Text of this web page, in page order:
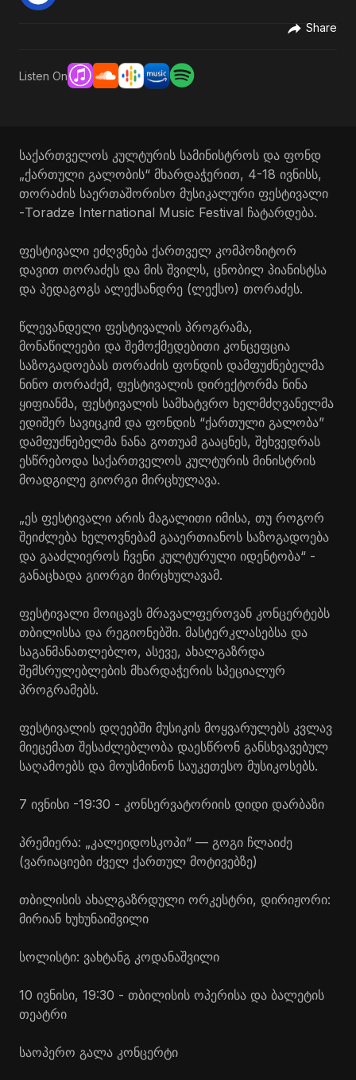
Share
Listen On
საქართველოს კულტურის სამინისტროს და ფონდ
„ქართული გალობის“ მხარდაჭერით, 4-18 ივნისს,
თორაძის საერთაშორისო მუსიკალური ფესტივალი
-Toradze International Music Festival ჩატარდება.
ფესტივალი ეძღვნება ქართველ კომპოზიტორ
დავით თორაძეს და მის შვილს, ცნობილ პიანისტსა
და პედაგოგს ალექსანდრე (ლექსო) თორაძეს.
წლევანდელი ფესტივალის პროგრამა,
მონაწილეები და შემოქმედებითი კონცეფცია
საზოგადოებას თორაძის ფონდის დამფუძნებელმა
ნინო თორაძემ, ფესტივალის დირექტორმა ნინა
ყიფიანმა, ფესტივალის სამხატვრო ხელმძღვანელმა
ედიშერ სავიცკიმ და ფონდის “ქართული გალობა”
დამფუძნებელმა ნანა გოთუამ გააცნეს, შეხვედრას
ესწრებოდა საქართველოს კულტურის მინისტრის
მოადგილე გიორგი მირცხულავა.
„ეს ფესტივალი არის მაგალითი იმისა, თუ როგორ
შეიძლება ხელოვნებამ გააერთიანოს საზოგადოება
და გააძლიეროს ჩვენი კულტურული იდენტობა“ -
განაცხადა გიორგი მირცხულავამ.
ფესტივალი მოიცავს მრავალფეროვან კონცერტებს
თბილისსა და რეგიონებში. მასტერკლასებსა და
საგანმანათლებლო, ასევე, ახალგაზრდა
შემსრულებლების მხარდაჭერის სპეციალურ
პროგრამებს.
ფესტივალის დღეებში მუსიკის მოყვარულებს კვლავ
მიეცემათ შესაძლებლობა დაესწრონ განსხვავებულ
საღამოებს და მოუსმინონ საუკეთესო მუსიკოსებს.
7 ივნისი -19:30 - კონსერვატორიის დიდი დარბაზი
პრემიერა: „კალეიდოსკოპი“ — გოგი ჩლაიძე
(ვარიაციები ძველ ქართულ მოტივებზე)
თბილისის ახალგაზრდული ორკესტრი, დირიჟორი:
მირიან ხუხუნაიშვილი
სოლისტი: ვახტანგ კოდანაშვილი
10 ივნისი, 19:30 - თბილისის ოპერისა და ბალეტის
თეატრი
საოპერო გალა კონცერტი